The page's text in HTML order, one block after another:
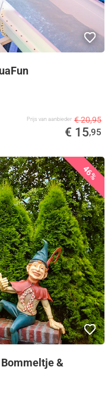
Prijs van aanbieder € 20,95
€ 15,95
46%
&